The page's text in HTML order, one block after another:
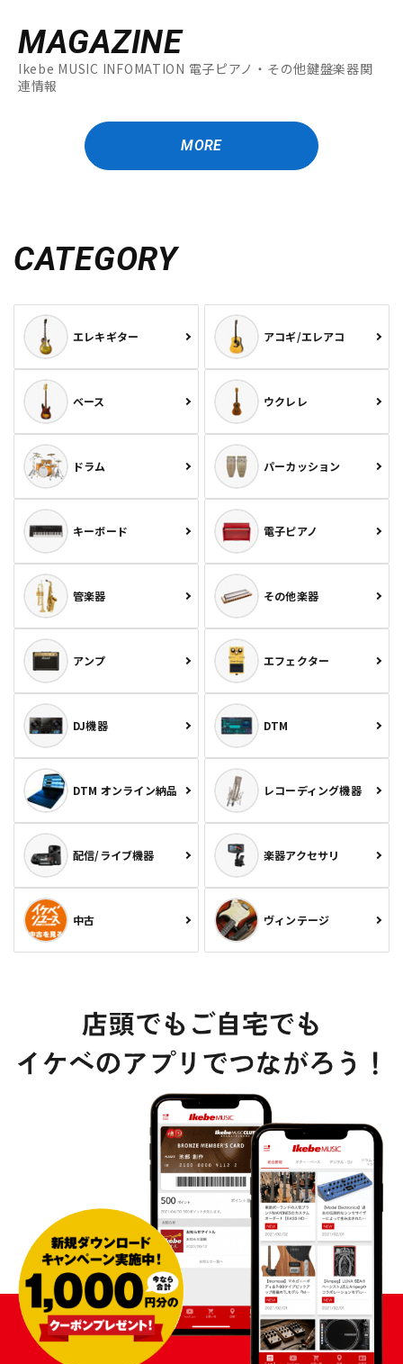
MAGAZINE
Ikebe MUSIC INFOMATION 電子ピアノ・その他鍵盤楽器関
連情報
MORE
CATEGORY
エレキギター アコギ/エレアコ
ベース ウクレレ
ドラム パーカッション
キーボード 電子ピアノ
管楽器 その他楽器
アンプ エフェクター
DJ機器 DTM
DTM オンライン納品 レコーディング機器
配信/ライブ機器 楽器アクセサリ
中古 ヴィンテージ